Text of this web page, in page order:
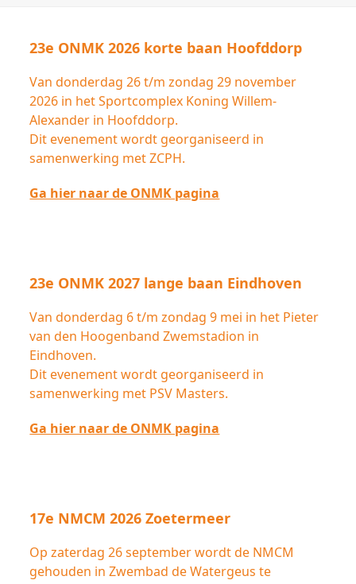
23e ONMK 2026 korte baan Hoofddorp
Van donderdag 26 t/m zondag 29 november
2026 in het Sportcomplex Koning Willem-
Alexander in Hoofddorp.
Dit evenement wordt georganiseerd in
samenwerking met ZCPH.
Ga hier naar de ONMK pagina
23e ONMK 2027 lange baan Eindhoven
Van donderdag 6 t/m zondag 9 mei in het Pieter
van den Hoogenband Zwemstadion in
Eindhoven.
Dit evenement wordt georganiseerd in
samenwerking met PSV Masters.
Ga hier naar de ONMK pagina
17e NMCM 2026 Zoetermeer
Op zaterdag 26 september wordt de NMCM
gehouden in Zwembad de Watergeus te